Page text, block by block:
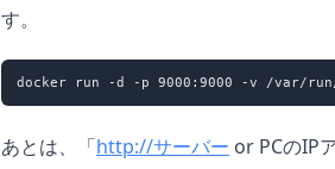
す。
あとは、「http://サーバー or PCのIP